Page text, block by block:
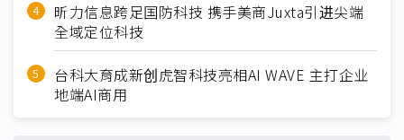
昕力信息跨足国防科技 携手美商Juxta引进尖端
全域定位科技
台科大育成新创虎智科技亮相AI WAVE 主打企业
地端AI商用